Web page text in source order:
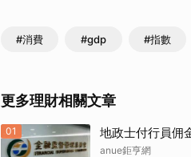
#消費 #gdp #指數
更多理財相關文章
01 地政士付行員佣
anue鉅亨網